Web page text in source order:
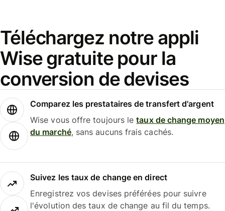
Téléchargez notre appli
Wise gratuite pour la
conversion de devises
Comparez les prestataires de transfert d'argent
Wise vous offre toujours letaux de change moyen
du marché, sans aucuns frais cachés.
Suivez les taux de change en direct
Enregistrez vos devises préférées pour suivre
l'évolution des taux de change au fil du temps.